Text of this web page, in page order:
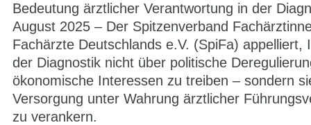
Bedeutung ärztlicher Verantwortung in der
August 2025 – Der Spitzenverband
Fachärzte Deutschlands e.V. (SpiFa) appelliert,
der Diagnostik nicht über politische
ökonomische Interessen zu treiben – sondern
Versorgung unter Wahrung ärztlicher
zu verankern.